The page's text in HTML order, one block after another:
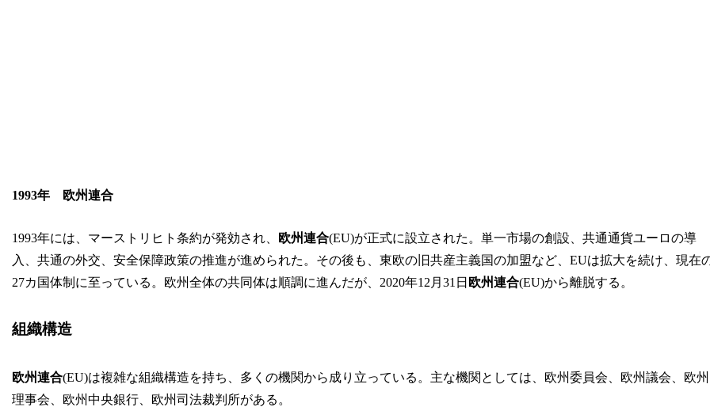
1993年 欧州連合
1993年には、マーストリヒト条約が発効され、 欧州連合(EU)が正式に設立された。単一市場の創設、共通通貨ユーロの導
入、共通の外交、安全保障政策の推進が進められた。その後も、東欧の旧共産主義国の加盟など、EUは拡大を続け、現在
27カ国体制に至っている。欧州全体の共同体は順調に進んだが、2020年12月31日 欧州連合(EU)から離脱する。
組織構造
欧州連合(EU)は複雑な組織構造を持ち、多くの機関から成り立っている。主な機関としては、欧州委員会、欧州議会、欧州
理事会、欧州中央銀行、欧州司法裁判所がある。